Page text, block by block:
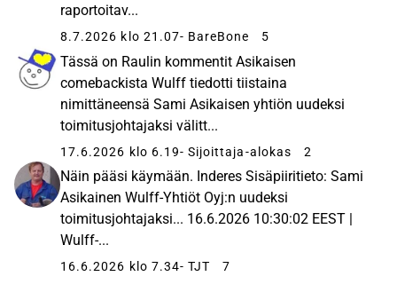
raportoitav...
8.7.2026 klo 21.07- BareBone 5
Tässä on Raulin kommentit Asikaisen
comebackista Wulff tiedotti tiistaina
nimittäneensä Sami Asikaisen yhtiön uudeksi
toimitusjohtajaksi välitt...
17.6.2026 klo 6.19- Sijoittaja-alokas 2
Näin pääsi käymään. Inderes Sisäpiiritieto: Sami
Asikainen Wulff-Yhtiöt Oyj:n uudeksi
toimitusjohtajaksi... 16.6.2026 10:30:02 EEST |
Wulff-...
16.6.2026 klo 7.34- TJT 7